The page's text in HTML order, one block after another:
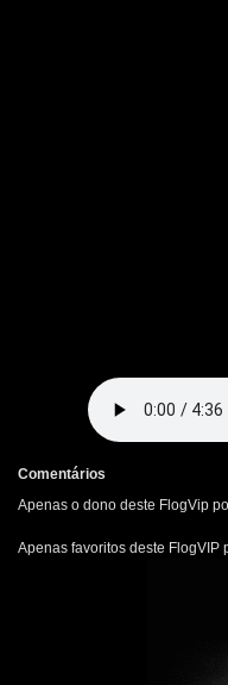
Comentários
Apenas o dono deste FlogVip
Apenas favoritos deste FlogVIP